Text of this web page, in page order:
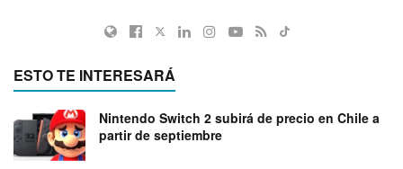
ESTO TE INTERESARÁ
Nintendo Switch 2 subirá de precio en Chile a
partir de septiembre